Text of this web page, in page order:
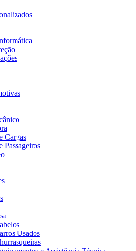
Cargas
Passageiros
Usados